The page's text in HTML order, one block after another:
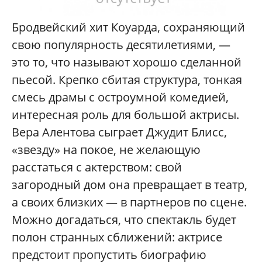
Бродвейский хит Коуарда, сохраняющий
свою популярность десятилетиями, —
это то, что называют хорошо сделанной
пьесой. Крепко сбитая структура, тонкая
смесь драмы с остроумной комедией,
интересная роль для большой актрисы.
Вера Алентова сыграет Джудит Блисс,
«звезду» на покое, не желающую
расстаться с актерством: свой
загородный дом она превращает в театр,
а своих близких — в партнеров по сцене.
Можно догадаться, что спектакль будет
полон странных сближений: актрисе
предстоит пропустить биографию